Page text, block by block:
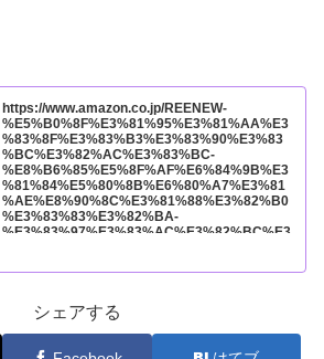
https://www.amazon.co.jp/REENEW-
%E5%B0%8F%E3%81%95%E3%81%AA%E3
%83%8F%E3%83%B3%E3%83%90%E3%83
%BC%E3%82%AC%E3%83%BC-
%E8%B6%85%E5%8F%AF%E6%84%9B%E3
%81%84%E5%80%8B%E6%80%A7%E3%81
%AE%E8%90%8C%E3%81%88%E3%82%B0
%E3%83%83%E3%82%BA-
%E3%83%97%E3%83%AC%E3%82%BC%E3
1G2VND?pd_rd_w=Am19u&content-
id=amzn1.sym.7133fed1-b7f0-4a9a-85e6-
ec0056dbe781%3Aamzn1.symc.409c7fce-
cbd2-4cf4-a6cb-
シェアする